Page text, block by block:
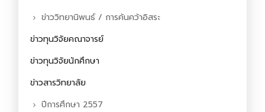
ข่าววิทยานิพนธ์ / การค้นคว้าอิสระ
ข่าวทุนวิจัยคณาจารย์
ข่าวทุนวิจัยนักศึกษา
ข่าวสารวิทยาลัย
ปีการศึกษา 2557